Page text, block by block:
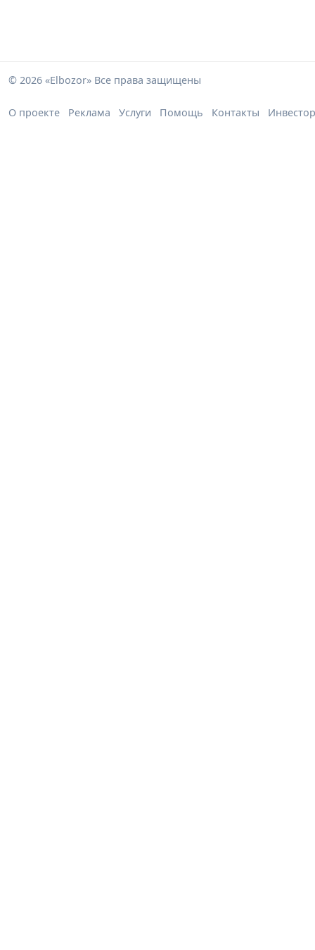
© 2026 «Elbozor» Все права защищены
О проекте Реклама Услуги Помощь Контакты